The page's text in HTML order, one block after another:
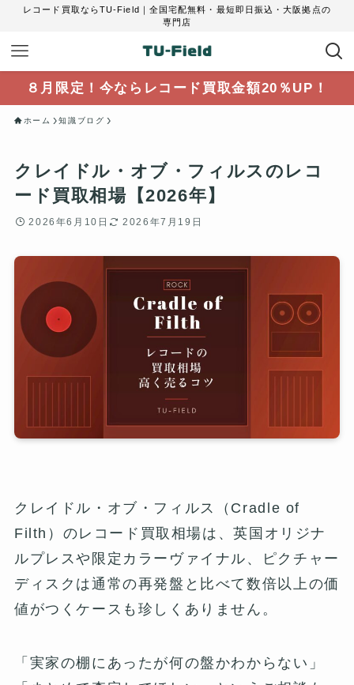
レコード買取ならTU-Field｜全国宅配無料・最短即日振込・大阪拠点の
専門店
８月限定！今ならレコード買取金額20％UP！
ホーム 知識ブログ
クレイドル・オブ・フィルスのレコ
ード買取相場【2026年】
2026年6月10日 2026年7月19日
クレイドル・オブ・フィルス（Cradle of
Filth）のレコード買取相場は、英国オリジナ
ルプレスや限定カラーヴァイナル、ピクチャー
ディスクは通常の再発盤と比べて数倍以上の価
値がつくケースも珍しくありません。
「実家の棚にあったが何の盤かわからない」